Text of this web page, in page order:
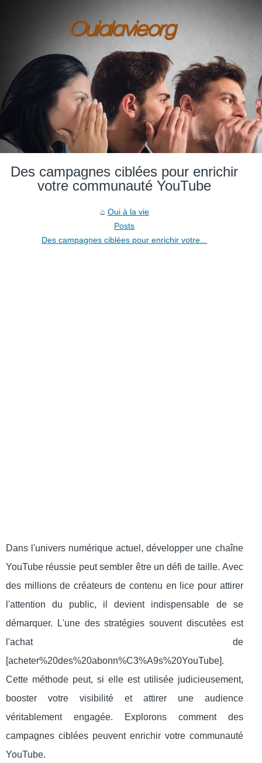
Des campagnes ciblées pour enrichir
votre communauté YouTube
Oui à la vie
Posts
Des campagnes ciblées pour enrichir votre...
Dans l'univers numérique actuel, développer une chaîne
YouTube réussie peut sembler être un défi de taille. Avec
des millions de créateurs de contenu en lice pour attirer
l'attention du public, il devient indispensable de se
démarquer. L'une des stratégies souvent discutées est
l'achat de
[acheter%20des%20abonn%C3%A9s%20YouTube].
Cette méthode peut, si elle est utilisée judicieusement,
booster votre visibilité et attirer une audience
véritablement engagée. Explorons comment des
campagnes ciblées peuvent enrichir votre communauté
YouTube.